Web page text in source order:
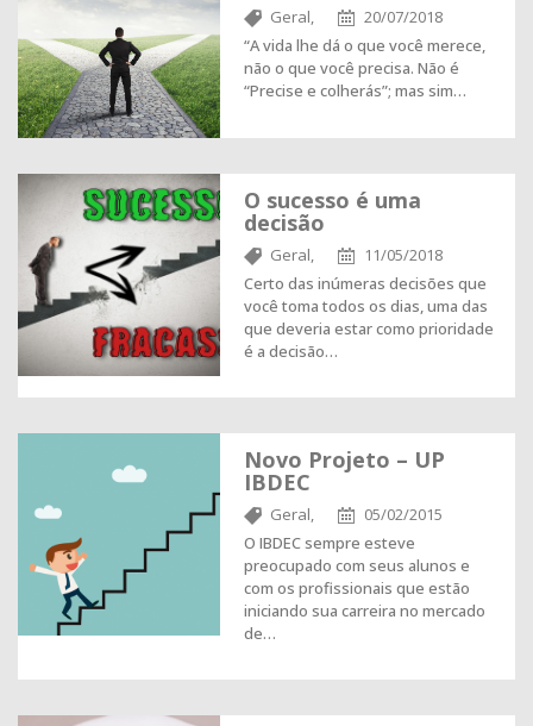
Geral,
20/07/2018
“A vida lhe dá o que você merece,
não o que você precisa. Não é
“Precise e colherás”; mas sim…
O sucesso é uma
decisão
Geral,
11/05/2018
Certo das inúmeras decisões que
você toma todos os dias, uma das
que deveria estar como prioridade
é a decisão…
Novo Projeto – UP
IBDEC
Geral,
05/02/2015
O IBDEC sempre esteve
preocupado com seus alunos e
com os profissionais que estão
iniciando sua carreira no mercado
de…